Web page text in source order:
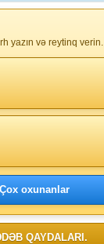
yazın və reytinq verin.
Çox oxunanlar
QAYDALARI.